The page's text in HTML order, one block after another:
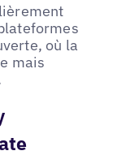
où la
mais